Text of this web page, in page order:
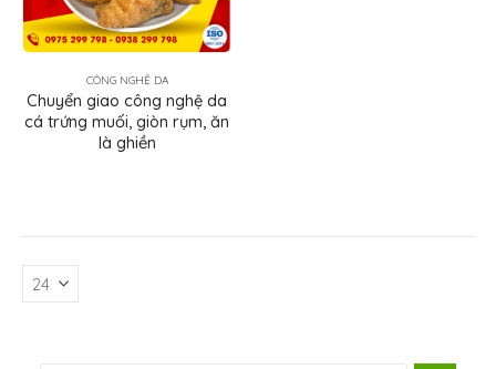
CÔNG NGHỆ DA
Chuyển giao công nghệ da
cá trứng muối, giòn rụm, ăn
là ghiền